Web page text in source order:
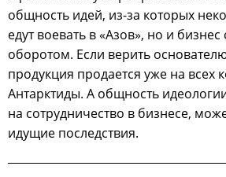
общность идей, из-за которых
едут воевать в «Азов», но и
оборотом. Если верить
продукция продается уже на всех
Антарктиды. А общность
на сотрудничество в бизнесе,
идущие последствия.